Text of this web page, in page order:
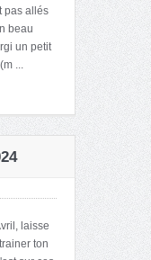
pas allés
beau
un petit
...
laisse
ton